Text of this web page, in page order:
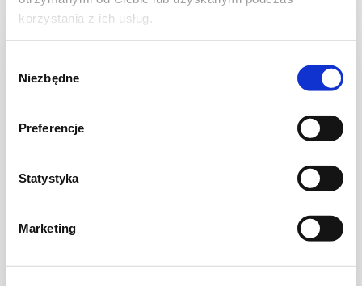
korzystania z ich usług.
zgody
Niezbędne
Preferencje
Statystyka
Marketing
CIASTA I TORTY